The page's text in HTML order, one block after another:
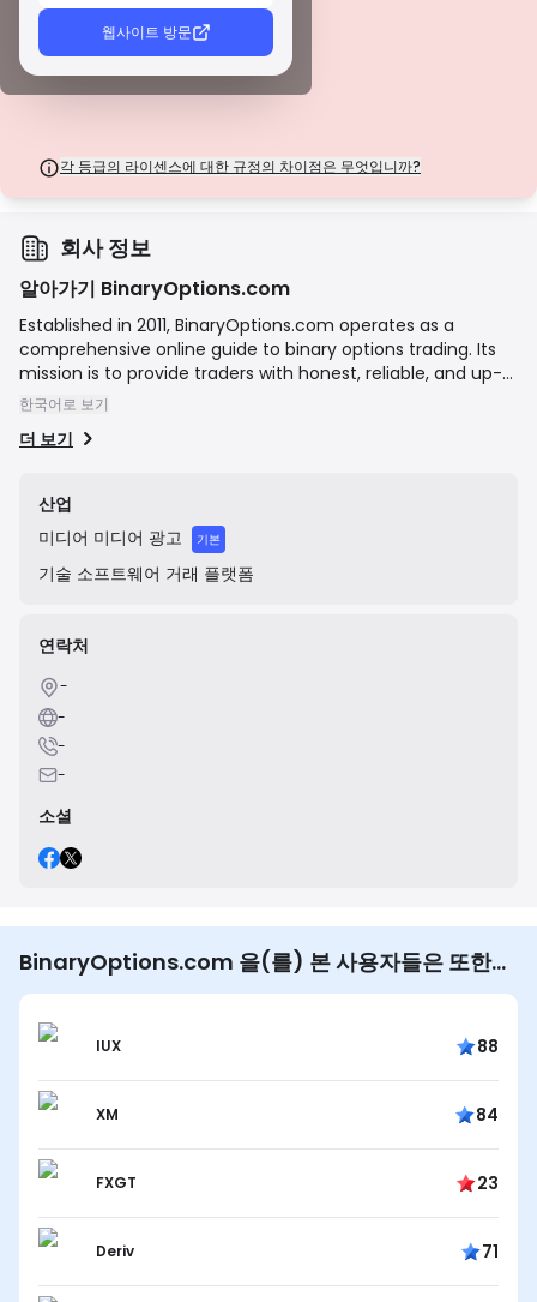
웹사이트 방문
각 등급의 라이센스에 대한 규정의 차이점은 무엇입니까?
신흥 시장의 규제 기관에서 발급한 이 라이선스는 최소 자본 요건 및 AML 정책
과 같은 기본적인 보호 기능을 제공합니다. 감독이 덜 엄격하므로 거래자는 주
의를 기울이고 안전 조치를 확인해야 합니다.
감독이 최소화된 관할권에서 발행된 이러한 라이선스는 종종 자금 분리 및 보험
회사 정보
알아가기 BinaryOptions.com
Established in 2011, BinaryOptions.com operates as a
comprehensive online guide to binary options trading. Its
mission is to provide traders with honest, reliable, and up-
to-date information to help them navigate the market,
does not offer brokerage services or handle client funds;
marketer, earning revenue by referring users to third-party
brokerage firms.
한국어로 보기
더 보기
산업
미디어 미디어 광고 기본
기술 소프트웨어 거래 플랫폼
연락처
-
-
-
-
소셜
BinaryOptions.com 을(를) 본 사용자들은 또한…
IUX 88
XM 84
FXGT 23
Deriv 71